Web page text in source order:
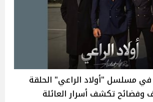
مسلسل "أولاد الراعي" الحلقة
وفضائح تكشف أسرار العائلة